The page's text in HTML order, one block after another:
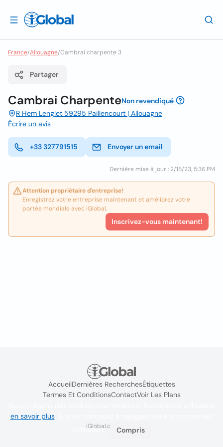
France/Allouagne/Cambrai charpente 3
Partager
Cambrai CharpenteNon revendiqué
R Hem Lenglet 59295 Paillencourt | Allouagne
Écrire un avis
+33 327791515 Envoyer un email
Dernière mise à jour : 2/15/23, 5:36 PM
Attention propriétaire d'entreprise!
Enregistrez votre entreprise maintenant et améliorez votre
portée mondiale avec iGlobal.
Inscrivez-vous maintenant!
AccueilDernières RecherchesÉtiquettes
Termes Et ConditionsContactVoir Les Plans
iGlobal.co @ 2024
en savoir plus. Si vous continuez à naviguer, vous acceptez leur
utilisation.
Compris